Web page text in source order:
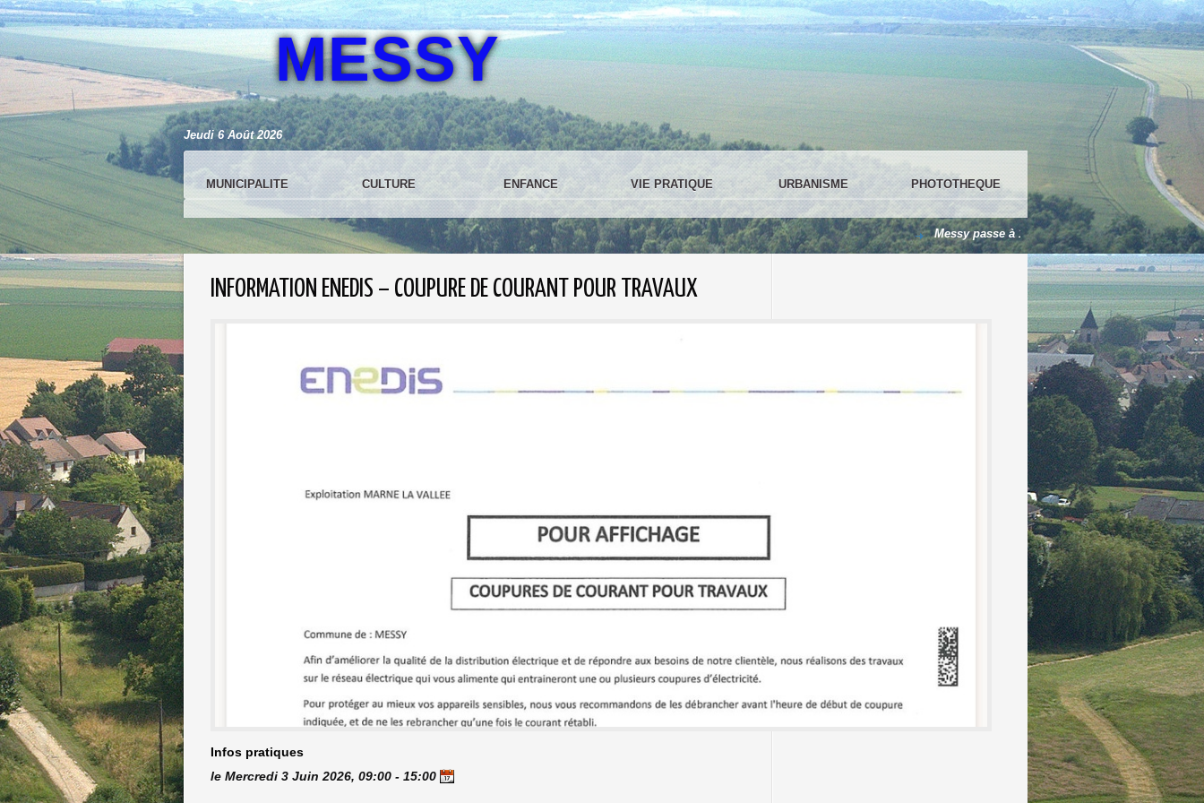
MESSY
Jeudi 6 Août 2026
MUNICIPALITE CULTURE ENFANCE VIE PRATIQUE URBANISME PHOTOTHEQUE
Messy passe à 100 % en LED ! Le centre de
INFORMATION ENEDIS – COUPURE DE COURANT POUR TRAVAUX
Infos pratiques
le Mercredi 3 Juin 2026, 09:00 - 15:00